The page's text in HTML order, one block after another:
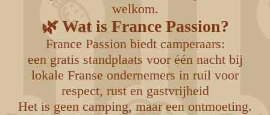
welkom.
🌿 Wat is France Passion?
France Passion biedt camperaars:
een gratis standplaats voor één nacht bij
lokale Franse ondernemers in ruil voor
respect, rust en gastvrijheid
Het is geen camping, maar een ontmoeting.